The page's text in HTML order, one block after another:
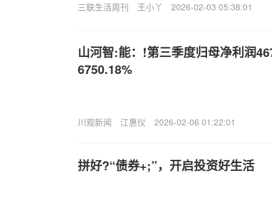
三联生活周刊 王小丫 2026-02-03 05:38:01
山河智:能：!第三季度归母净利润
6750.18%
川观新闻 江惠仪 2026-02-06 01:22:01
拼好?“债券+;”，开启投资好生活